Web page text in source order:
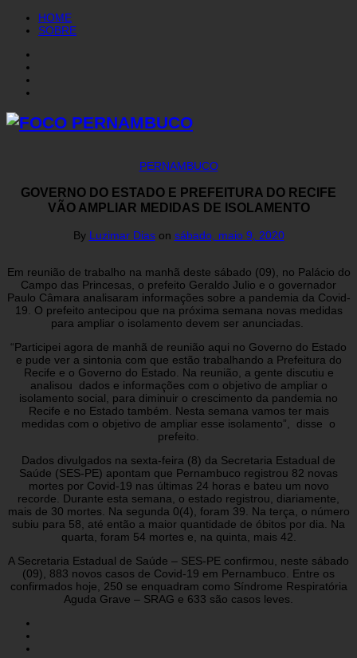
HOME
SOBRE
PERNAMBUCO
GOVERNO DO ESTADO E PREFEITURA DO RECIFE
VÃO AMPLIAR MEDIDAS DE ISOLAMENTO
By Luzimar Dias on sábado, maio 9, 2020
Em reunião de trabalho na manhã deste sábado (09), no Palácio do
Campo das Princesas, o prefeito Geraldo Julio e o governador
Paulo Câmara analisaram informações sobre a pandemia da Covid-
19. O prefeito antecipou que na próxima semana novas medidas
para ampliar o isolamento devem ser anunciadas.
“Participei agora de manhã de reunião aqui no Governo do Estado
e pude ver a sintonia com que estão trabalhando a Prefeitura do
Recife e o Governo do Estado. Na reunião, a gente discutiu e
analisou dados e informações com o objetivo de ampliar o
isolamento social, para diminuir o crescimento da pandemia no
Recife e no Estado também. Nesta semana vamos ter mais
medidas com o objetivo de ampliar esse isolamento”, disse o
prefeito.
Dados divulgados na sexta-feira (8) da Secretaria Estadual de
Saúde (SES-PE) apontam que Pernambuco registrou 82 novas
mortes por Covid-19 nas últimas 24 horas e bateu um novo
recorde. Durante esta semana, o estado registrou, diariamente,
mais de 30 mortes. Na segunda 0(4), foram 39. Na terça, o número
subiu para 58, até então a maior quantidade de óbitos por dia. Na
quarta, foram 54 mortes e, na quinta, mais 42.
A Secretaria Estadual de Saúde – SES-PE confirmou, neste sábado
(09), 883 novos casos de Covid-19 em Pernambuco. Entre os
confirmados hoje, 250 se enquadram como Síndrome Respiratória
Aguda Grave – SRAG e 633 são casos leves.